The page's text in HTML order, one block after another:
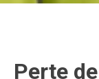
Perte